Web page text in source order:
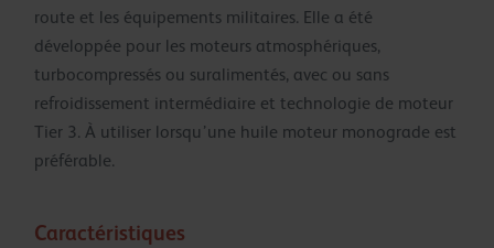
route et les équipements militaires. Elle a été
développée pour les moteurs atmosphériques,
turbocompressés ou suralimentés, avec ou sans
refroidissement intermédiaire et technologie de moteur
Tier 3. À utiliser lorsqu’une huile moteur monograde est
préférable.
Caractéristiques